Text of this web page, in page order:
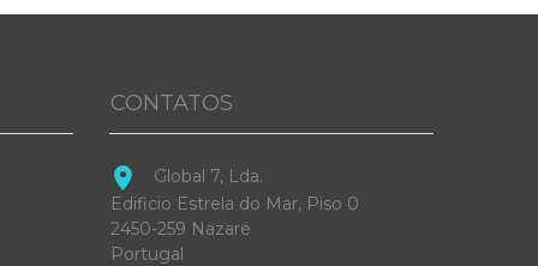
CONTATOS
Global 7, Lda.
Edificio Estrela do Mar, Piso 0
2450-259 Nazaré
Portugal